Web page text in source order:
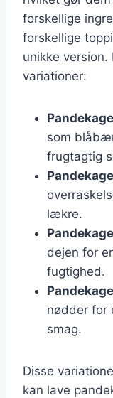
forskellige
forskellige
unikke
variationer:
som
frugtagtig
lækre.
dejen for
fugtighed.
nødder for
smag.
Disse
kan lave